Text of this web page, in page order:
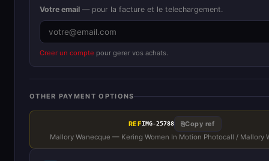
Votre email — pour la facture et le telechargement.
Creer un compte pour gerer vos achats.
OTHER PAYMENT OPTIONS
REFIMG-25788 ⎘Copy ref
Mallory Wanecque — Kering Women In Motion Photocall / Mallory